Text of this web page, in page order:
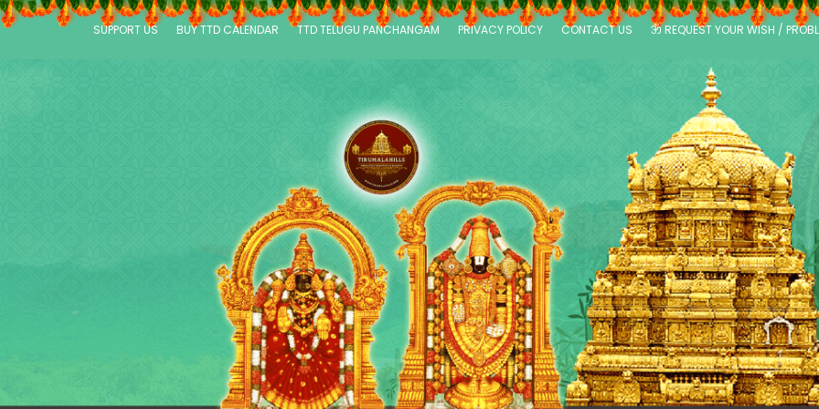
SUPPORT US BUY TTD CALENDAR TTD TELUGU PANCHANGAM PRIVACY POLICY CONTACT US ॐ REQUEST YOUR WISH /